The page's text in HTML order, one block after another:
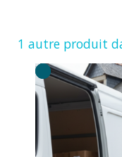
1 autre produit